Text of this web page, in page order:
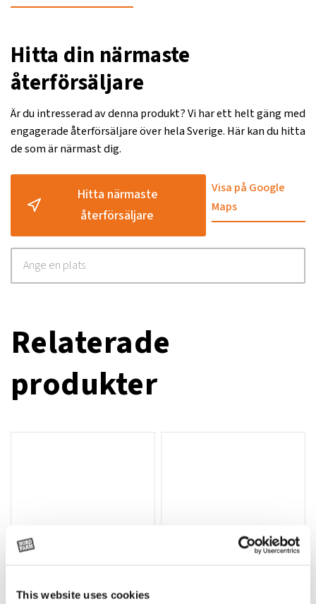
This website uses cookies
Hitta din närmaste
återförsäljare
Är du intresserad av denna produkt? Vi har ett helt gäng med
engagerade återförsäljare över hela Sverige. Här kan du hitta
de som är närmast dig.
Hitta närmaste
återförsäljare
Visa på Google
Maps
Relaterade
produkter